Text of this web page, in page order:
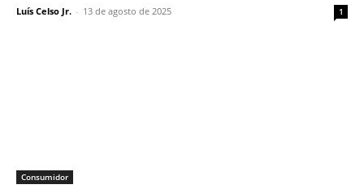
Luís Celso Jr. - 13 de agosto de 2025 1
Consumidor